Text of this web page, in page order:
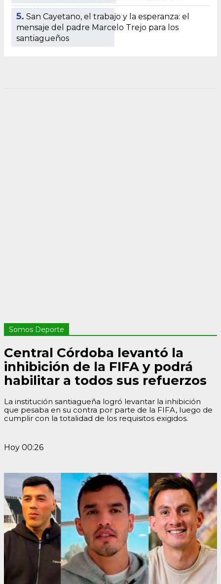
5. San Cayetano, el trabajo y la esperanza: el
mensaje del padre Marcelo Trejo para los
santiagueños